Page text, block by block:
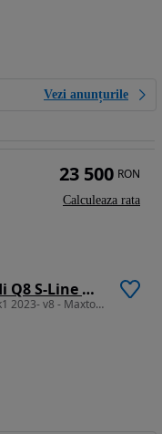
Vezi anunțurile
Pachet Set Body kit tuning Audi Q8 S-Line Mk1 2023- v8 - Maxton Carbon
Pachet Set Body kit tuning Audi Q8 S-Line Mk1 2023- v8 - Maxton Carbon
23 500 RON
Calculeaza rata